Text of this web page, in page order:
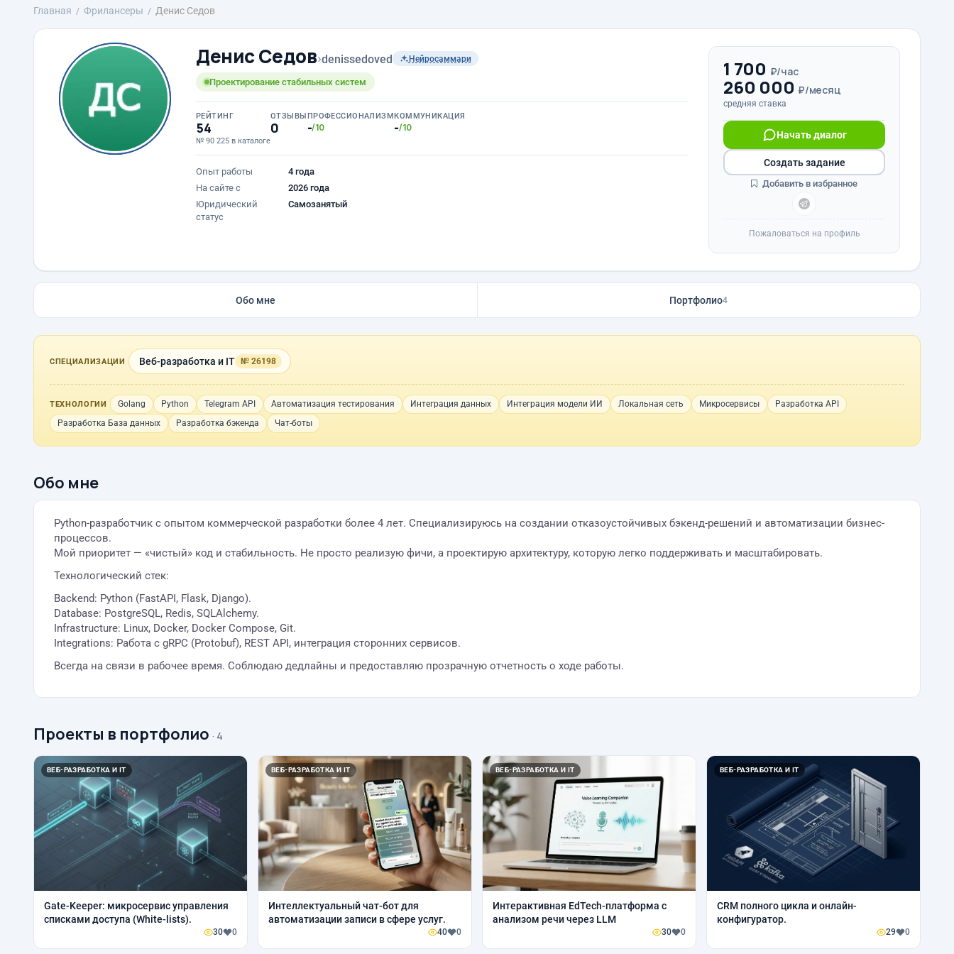
Главная Фрилансеры Денис Седов
Денис Седов›denissedoved Нейросаммари
Проектирование стабильных систем
РЕЙТИНГ
54
№ 90 225 в каталоге
ОТЗЫВЫ
0
ПРОФЕССИОНАЛИЗМ
-/10
КОММУНИКАЦИЯ
-/10
Опыт работы
4 года
На сайте с
2026 года
Юридический
статус
Самозанятый
1 700 ₽/час
260 000 ₽/месяц
средняя ставка
Начать диалог
Создать задание
Добавить в избранное
Пожаловаться на профиль
Обо мне Портфолио4
СПЕЦИАЛИЗАЦИИ Веб-разработка и IT № 26198
ТЕХНОЛОГИИ Golang Python Telegram API Автоматизация тестирования Интеграция данных Интеграция модели ИИ Локальная сеть Микросервисы
Разработка API
Разработка База данных
Разработка бэкенда Чат-боты
Обо мне
Python-разработчик с опытом коммерческой разработки более 4 лет. Специализируюсь на создании отказоустойчивых бэкенд-решений и автоматизации бизнес-
процессов.
Мой приоритет — «чистый» код и стабильность. Не просто реализую фичи, а проектирую архитектуру, которую легко поддерживать и масштабировать.
Технологический стек:
Backend: Python (FastAPI, Flask, Django).
Database: PostgreSQL, Redis, SQLAlchemy.
Infrastructure: Linux, Docker, Docker Compose, Git.
Integrations: Работа с gRPC (Protobuf), REST API, интеграция сторонних сервисов.
Всегда на связи в рабочее время. Соблюдаю дедлайны и предоставляю прозрачную отчетность о ходе работы.
Проекты в портфолио · 4
ВЕБ-РАЗРАБОТКА И IT
Gate-Keeper: микросервис управления
списками доступа (White-lists).
30 0
ВЕБ-РАЗРАБОТКА И IT
Интеллектуальный чат-бот для
автоматизации записи в сфере услуг.
40 0
ВЕБ-РАЗРАБОТКА И IT
Интерактивная EdTech-платформа с
анализом речи через LLM
30 0
ВЕБ-РАЗРАБОТКА И IT
CRM полного цикла и онлайн-
конфигуратор.
29 0